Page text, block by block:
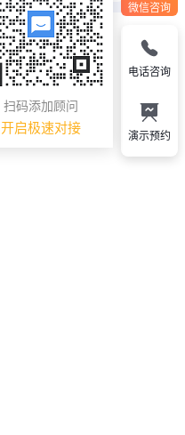
微信咨询
扫码添加顾问
开启极速对接
电话咨询
演示预约